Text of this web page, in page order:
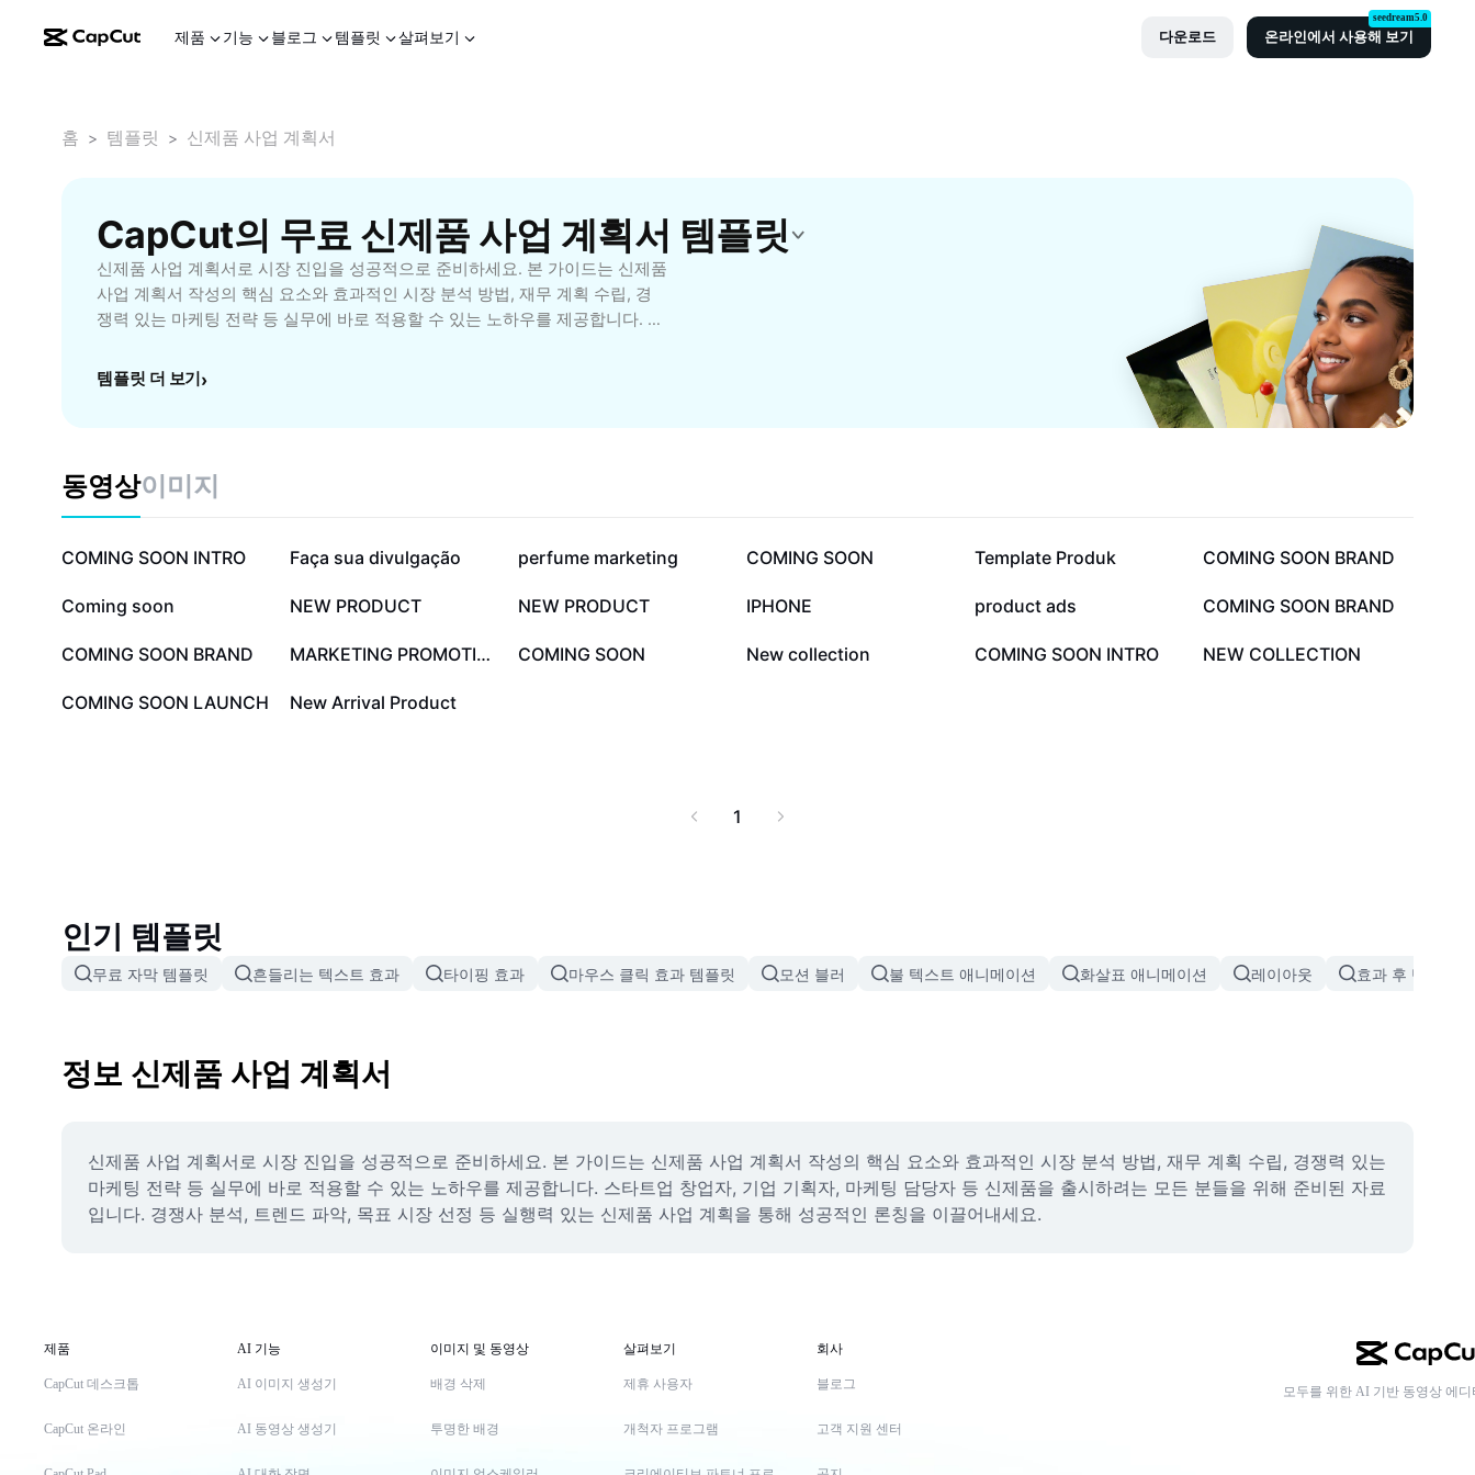
제품 기능 블로그 템플릿 살펴보기 다운로드 온라인에서 사용해 보기
seedream5.0
홈 > 템플릿 > 신제품 사업 계획서
CapCut의 무료 신제품 사업 계획서 템플릿
신제품 사업 계획서로 시장 진입을 성공적으로 준비하세요. 본 가이드는 신제품
사업 계획서 작성의 핵심 요소와 효과적인 시장 분석 방법, 재무 계획 수립, 경
쟁력 있는 마케팅 전략 등 실무에 바로 적용할 수 있는 노하우를 제공합니다. 스
을 위해 준비된 자료입니다. 경쟁사 분석, 트렌드 파악, 목표 시장 선정 등 실행
템플릿 더 보기›
동영상이미지
29.5만
COMING SOON INTRO 19.4만
Faça sua divulgação 8.2만
perfume marketing 3.1만
COMING SOON 1.3만
Template Produk 1.2만
COMING SOON BRAND
9.3천
Coming soon 8.6천
NEW PRODUCT 2.4천
NEW PRODUCT 2.1천
IPHONE 1.6천
product ads 1천
COMING SOON BRAND
1천
COMING SOON BRAND 990 MARKETING PROMOTION 882
COMING SOON 771
New collection 742
COMING SOON INTRO 516
NEW COLLECTION
299
COMING SOON LAUNCH 154
New Arrival Product
1
인기 템플릿
무료 자막 템플릿 흔들리는 텍스트 효과 타이핑 효과 마우스 클릭 효과 템플릿 모션 블러 불 텍스트 애니메이션 화살표 애니메이션 레이아웃 효과 후 반짝이
정보 신제품 사업 계획서
신제품 사업 계획서로 시장 진입을 성공적으로 준비하세요. 본 가이드는 신제품 사업 계획서 작성의 핵심 요소와 효과적인 시장 분석 방법, 재무 계획 수립, 경쟁력 있는
마케팅 전략 등 실무에 바로 적용할 수 있는 노하우를 제공합니다. 스타트업 창업자, 기업 기획자, 마케팅 담당자 등 신제품을 출시하려는 모든 분들을 위해 준비된 자료
입니다. 경쟁사 분석, 트렌드 파악, 목표 시장 선정 등 실행력 있는 신제품 사업 계획을 통해 성공적인 론칭을 이끌어내세요.
제품
CapCut 데스크톱
CapCut 온라인
AI 기능
AI 이미지 생성기
AI 동영상 생성기
이미지 및 동영상
배경 삭제
투명한 배경
살펴보기
제휴 사용자
개척자 프로그램
회사
블로그
고객 지원 센터
모두를 위한 AI 기반 동영상 에디